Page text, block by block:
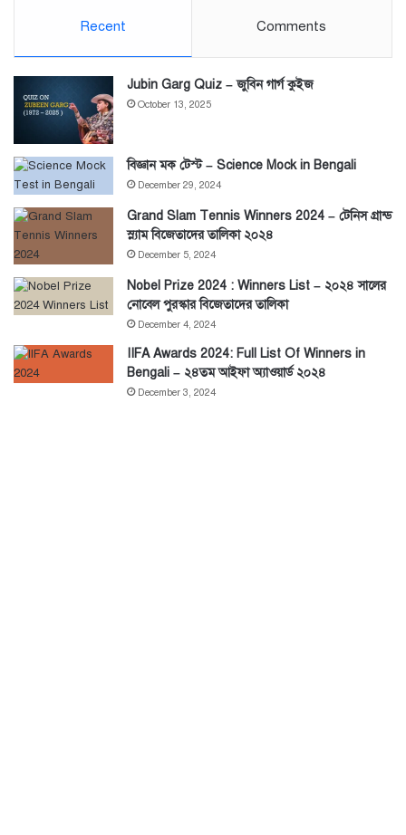
Recent Comments
Jubin Garg Quiz – জুবিন গার্গ কুইজ
October 13, 2025
বিজ্ঞান মক টেস্ট – Science Mock in Bengali
December 29, 2024
Grand Slam Tennis Winners 2024 – টেনিস গ্রান্ড
স্ল্যাম বিজেতাদের তালিকা ২০২৪
December 5, 2024
Nobel Prize 2024 : Winners List – ২০২৪ সালের
নোবেল পুরস্কার বিজেতাদের তালিকা
December 4, 2024
IIFA Awards 2024: Full List Of Winners in
Bengali – ২৪তম আইফা অ্যাওয়ার্ড ২০২৪
December 3, 2024